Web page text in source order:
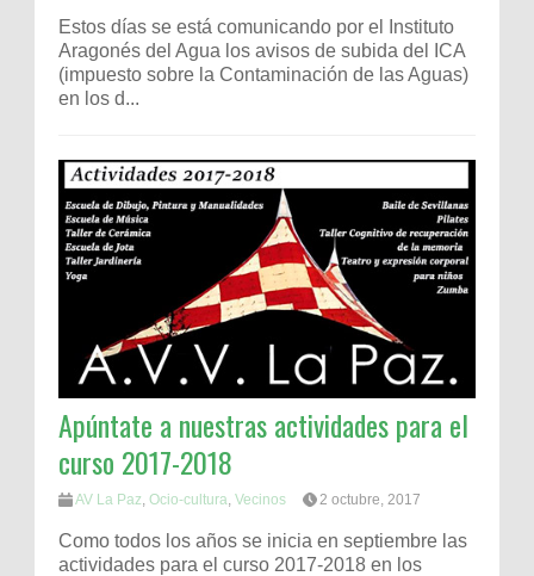
Estos días se está comunicando por el Instituto
Aragonés del Agua los avisos de subida del ICA
(impuesto sobre la Contaminación de las Aguas)
en los d...
Apúntate a nuestras actividades para el
curso 2017-2018
AV La Paz, Ocio-cultura, Vecinos 2 octubre, 2017
Como todos los años se inicia en septiembre las
actividades para el curso 2017-2018 en los